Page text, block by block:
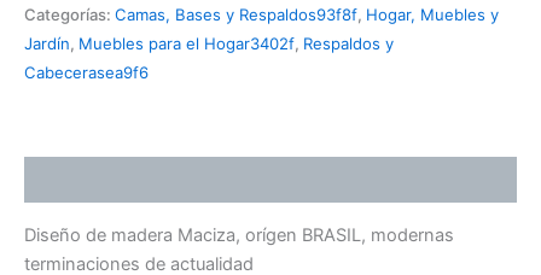
Categorías: Camas, Bases y Respaldos93f8f, Hogar, Muebles y
Jardín, Muebles para el Hogar3402f, Respaldos y
Cabecerasea9f6
Diseño de madera Maciza, orígen BRASIL, modernas
terminaciones de actualidad